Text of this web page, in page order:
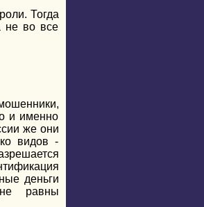
Тогда
не во все
и именно
же они
видов -
деньги
равны